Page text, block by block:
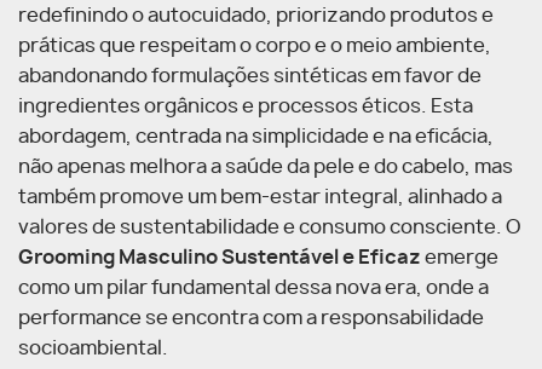
redefinindo o autocuidado, priorizando produtos e
práticas que respeitam o corpo e o meio ambiente,
abandonando formulações sintéticas em favor de
ingredientes orgânicos e processos éticos. Esta
abordagem, centrada na simplicidade e na eficácia,
não apenas melhora a saúde da pele e do cabelo, mas
também promove um bem-estar integral, alinhado a
valores de sustentabilidade e consumo consciente. O
Grooming Masculino Sustentável e Eficaz emerge
como um pilar fundamental dessa nova era, onde a
performance se encontra com a responsabilidade
socioambiental.